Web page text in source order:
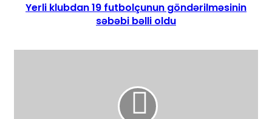
Yerli klubdan 19 futbolçunun göndərilməsinin
səbəbi bəlli oldu